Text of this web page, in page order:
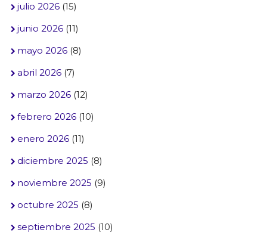
julio 2026(15)
junio 2026(11)
mayo 2026(8)
abril 2026(7)
marzo 2026(12)
febrero 2026(10)
enero 2026(11)
diciembre 2025 (8)
noviembre 2025 (9)
octubre 2025 (8)
septiembre 2025 (10)